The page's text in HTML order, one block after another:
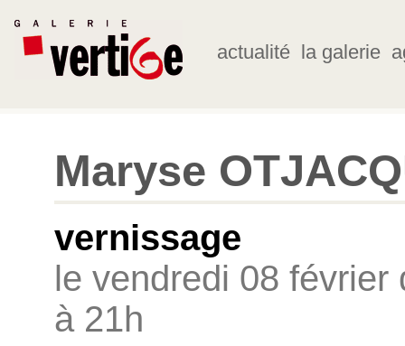
actualité la galerie
Maryse
vernissage
le vendredi 08 février
à 21h